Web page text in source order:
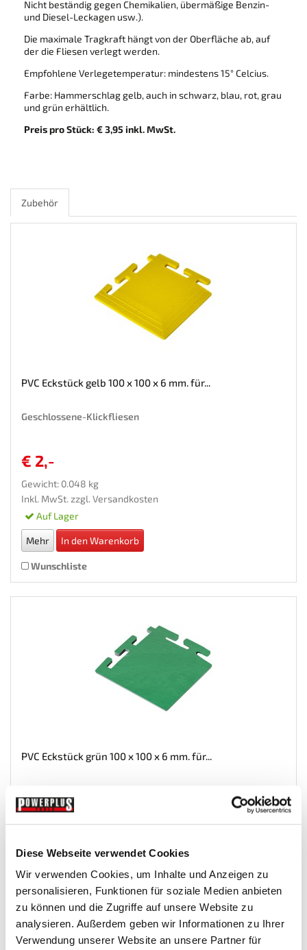
Diese Webseite verwendet Cookies
Wir verwenden Cookies, um Inhalte und Anzeigen zu
personalisieren, Funktionen für soziale Medien anbieten
zu können und die Zugriffe auf unsere Website zu
analysieren. Außerdem geben wir Informationen zu Ihrer
Verwendung unserer Website an unsere Partner für
Nicht beständig gegen Chemikalien, übermäßige Benzin-
und Diesel-Leckagen usw.).
Die maximale Tragkraft hängt von der Oberfläche ab, auf
der die Fliesen verlegt werden.
Empfohlene Verlegetemperatur: mindestens 15° Celcius.
Farbe: Hammerschlag gelb, auch in schwarz, blau, rot, grau
und grün erhältlich.
Preis pro Stück: € 3,95 inkl. MwSt.
Zubehör
PVC Eckstück gelb 100 x 100 x 6 mm. für...
Geschlossene-Klickfliesen
€ 2,-
Gewicht: 0.048 kg
Inkl. MwSt. zzgl. Versandkosten
Auf Lager
Mehr In den Warenkorb
Wunschliste
PVC Eckstück grün 100 x 100 x 6 mm. für...
Gewicht: 0.048 kg
Inkl. MwSt. zzgl.Versandkosten
Auf Lager
Mehr In den Warenkorb
Wunschliste